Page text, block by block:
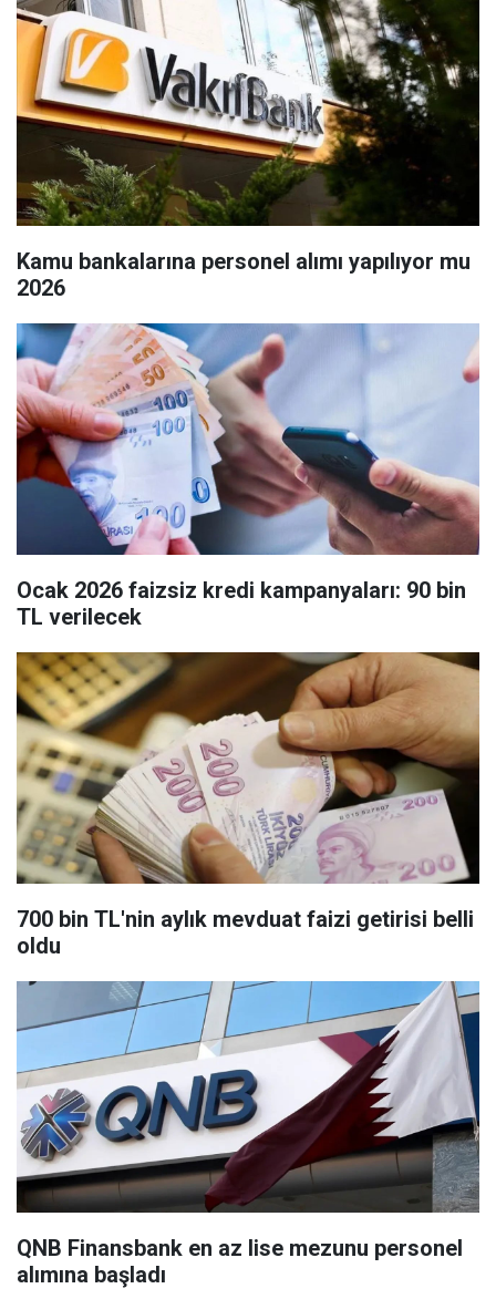
Kamu bankalarına personel alımı yapılıyor mu
2026
Ocak 2026 faizsiz kredi kampanyaları: 90 bin
TL verilecek
700 bin TL'nin aylık mevduat faizi getirisi belli
oldu
QNB Finansbank en az lise mezunu personel
alımına başladı